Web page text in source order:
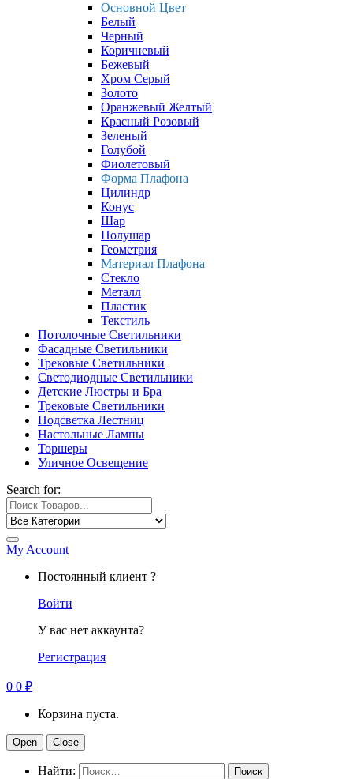
Основной Цвет
Белый
Черный
Коричневый
Бежевый
Хром Серый
Золото
Оранжевый Желтый
Красный Розовый
Зеленый
Голубой
Фиолетовый
Форма Плафона
Цилиндр
Конус
Шар
Полушар
Геометрия
Материал Плафона
Стекло
Металл
Пластик
Текстиль
Потолочные Светильники
Фасадные Светильники
Трековые Светильники
Светодиодные Светильники
Детские Люстры и Бра
Трековые Светильники
Подсветка Лестниц
Настольные Лампы
Торшеры
Уличное Освещение
Search for:
My Account
Постоянный клиент ?
Войти
У вас нет аккаунта?
Регистрация
0 0 ₽
Корзина пуста.
Open Close
Найти: